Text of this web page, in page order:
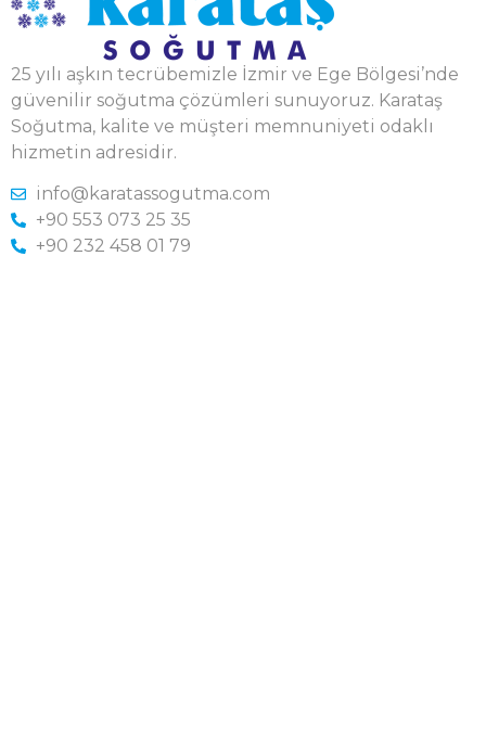
25 yılı aşkın tecrübemizle İzmir ve Ege Bölgesi’nde
güvenilir soğutma çözümleri sunuyoruz. Karataş
Soğutma, kalite ve müşteri memnuniyeti odaklı
hizmetin adresidir.
info@karatassogutma.com
+90 553 073 25 35
+90 232 458 01 79